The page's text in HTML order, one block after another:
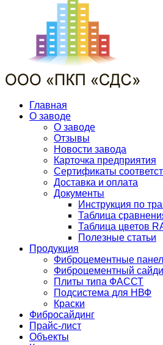
Главная
О заводе
О заводе
Отзывы
Новости завода
Карточка предприятия
Сертификаты
Доставка и оплата
Документы
Инструкция по
Таблица
Таблица цветов
Полезные статьи
Продукция
Фиброцементные
Фиброцементный
Плиты типа ФАССТ
Подсистема для НВФ
Краски
Фибросайдинг
Прайс-лист
Объекты